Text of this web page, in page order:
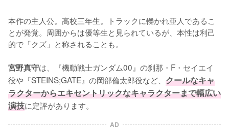
本作の主人公。高校三年生。トラックに轢かれ亜人であるこ
とが発覚。周囲からは優等生と見られているが、本性は利己
的で「クズ」と称されることも。
宮野真守は、『機動戦士ガンダム00』の刹那・F・セイエイ
役や『STEINS;GATE』の岡部倫太郎役など、 クールなキャ
ラクターからエキセントリックなキャラクターまで幅広い
演技に定評があります。
AD